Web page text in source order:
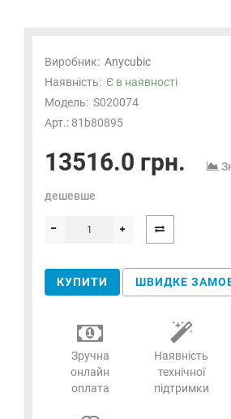
Виробник: Anycubic
Наявність: Є в наявності
Модель: S020074
Арт.: 81b80895
13516.0 грн.
дешевше
КУПИТИ ШВИДКЕ
Зручна
онлайн
оплата
Наявність
технічної
підтримки